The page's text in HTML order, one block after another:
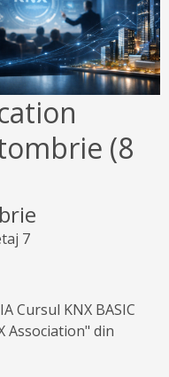
(8
7
Cursul KNX BASIC
Association" din